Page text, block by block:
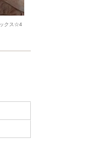
クス☆4